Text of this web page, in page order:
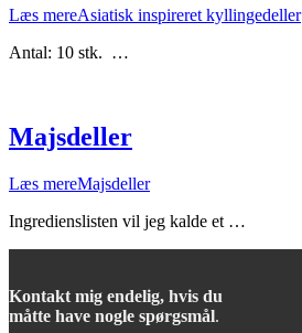
Læs mereAsiatisk inspireret kyllingedeller
Antal: 10 stk. …
Majsdeller
Læs mereMajsdeller
Ingredienslisten vil jeg kalde et …
Kontakt mig endelig, hvis du
måtte have nogle spørgsmål.